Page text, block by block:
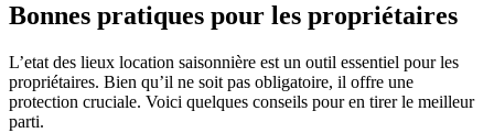
Bonnes pratiques pour les propriétaires
L’etat des lieux location saisonnière est un outil essentiel pour les
propriétaires. Bien qu’il ne soit pas obligatoire, il offre une
protection cruciale. Voici quelques conseils pour en tirer le meilleur
parti.